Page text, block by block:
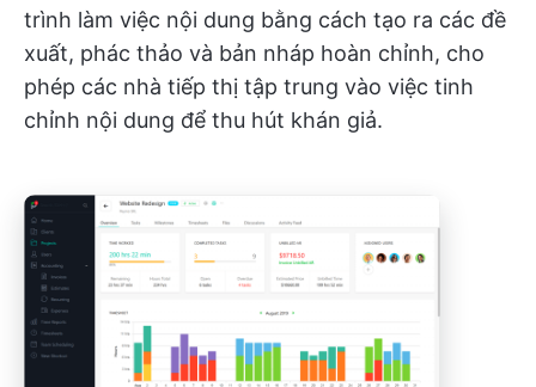
trình làm việc nội dung bằng cách tạo ra các đề
xuất, phác thảo và bản nháp hoàn chỉnh, cho
phép các nhà tiếp thị tập trung vào việc tinh
chỉnh nội dung để thu hút khán giả.